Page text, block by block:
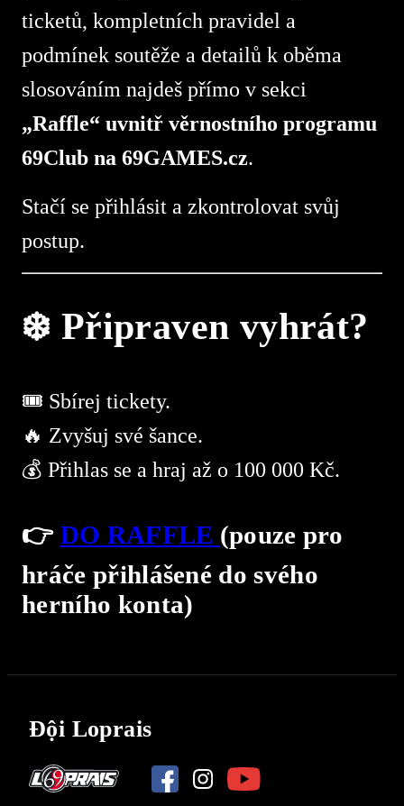
ticketů, kompletních pravidel a
podmínek soutěže a detailů k oběma
slosováním najdeš přímo v sekci
„Raffle“ uvnitř věrnostního programu
69Club na 69GAMES.cz.
Stačí se přihlásit a zkontrolovat svůj
postup.
❄️ Připraven vyhrát?
🎟 Sbírej tickety.
🔥 Zvyšuj své šance.
💰 Přihlas se a hraj až o 100 000 Kč.
👉 DO RAFFLE (pouze pro
hráče přihlášené do svého
herního konta)
Đội Loprais